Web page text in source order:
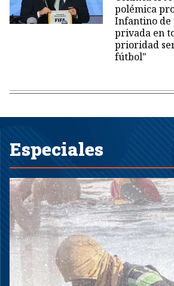
polémica
Infantino
privada en
prioridad
fútbol"
Especiales